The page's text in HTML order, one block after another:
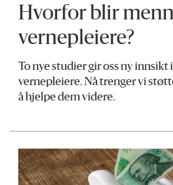
Hvorfor blir menn
vernepleiere?
To nye studier gir oss ny innsikt
vernepleiere. Nå trenger vi
å hjelpe dem videre.